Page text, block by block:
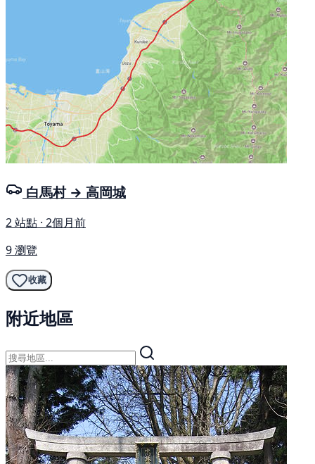
白馬村 → 高岡城
2 站點 · 2個月前
9 瀏覽
收藏
附近地區